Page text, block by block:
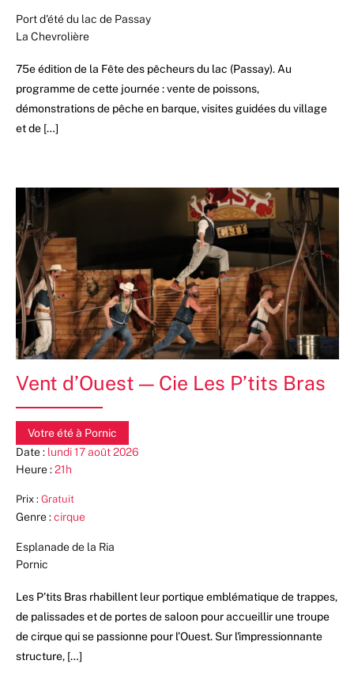
Port d'été du lac de Passay
La Chevrolière
75e édition de la Fête des pêcheurs du lac (Passay). Au
programme de cette journée : vente de poissons,
démonstrations de pêche en barque, visites guidées du village
et de […]
Vent d’Ouest — Cie Les P’tits Bras
Votre été à Pornic
Date : lundi 17 août 2026
Heure :21h
Prix : Gratuit
Genre :cirque
Esplanade de la Ria
Pornic
Les P’tits Bras rhabillent leur portique emblématique de trappes,
de palissades et de portes de saloon pour accueillir une troupe
de cirque qui se passionne pour l’Ouest. Sur l'impressionnante
structure, […]